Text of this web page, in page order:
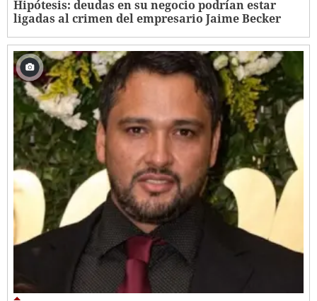
Hipótesis: deudas en su negocio podrían estar
ligadas al crimen del empresario Jaime Becker